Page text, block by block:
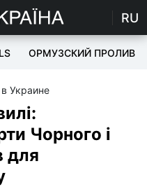
RU
ОРМУЗСКИЙ ПРОЛИВ
Украине
Чорного і
для